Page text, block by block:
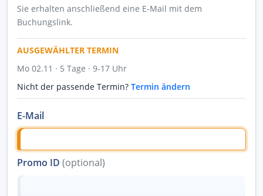
Sie erhalten anschließend eine E-Mail mit dem
Buchungslink.
AUSGEWÄHLTER TERMIN
Mo 02.11 · 5 Tage · 9-17 Uhr
Nicht der passende Termin? Termin ändern
E-Mail
Promo ID (optional)